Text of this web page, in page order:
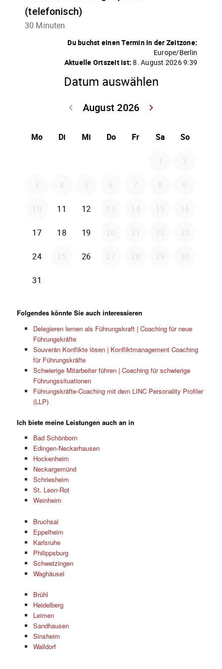
Folgendes könnte Sie auch interessieren
Delegieren lernen als Führungskraft | Coaching für neue
Führungskräfte
Souverän Konflikte lösen | Konfliktmanagement Coaching
für Führungskräfte
Schwierige Mitarbeiter führen | Coaching für schwierige
Führungssituationen
Führungskräfte-Coaching mit dem LINC Personality Profiler
(LLP)
Ich biete meine Leistungen auch an in
Bad Schönborn
Edingen-Neckarhausen
Hockenheim
Neckargemünd
Schriesheim
St. Leon-Rot
Weinheim
Bruchsal
Eppelheim
Karlsruhe
Philippsburg
Schwetzingen
Waghäusel
Brühl
Heidelberg
Leimen
Sandhausen
Sinsheim
Walldorf